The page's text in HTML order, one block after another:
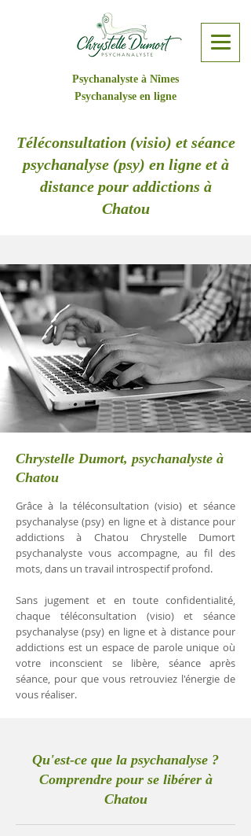
Psychanalyste à Nîmes
Psychanalyse en ligne
Téléconsultation (visio) et séance
psychanalyse (psy) en ligne et à
distance pour addictions à
Chatou
Chrystelle Dumort, psychanalyste à
Chatou
Grâce à la téléconsultation (visio) et séance
psychanalyse (psy) en ligne et à distance pour
addictions à Chatou Chrystelle Dumort
psychanalyste vous accompagne, au fil des
mots, dans un travail introspectif profond.
Sans jugement et en toute confidentialité,
chaque téléconsultation (visio) et séance
psychanalyse (psy) en ligne et à distance pour
addictions est un espace de parole unique où
votre inconscient se libère, séance après
séance, pour que vous retrouviez l'énergie de
vous réaliser.
Qu'est-ce que la psychanalyse ?
Comprendre pour se libérer à
Chatou